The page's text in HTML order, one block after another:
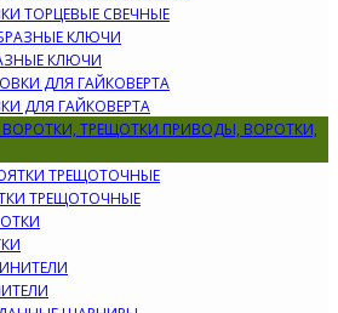
ТОРЦЕВЫЕ СВЕЧНЫЕ
КЛЮЧИ
ДЛЯ ГАЙКОВЕРТА
ПРИВОДЫ, ВОРОТКИ,
ТРЕЩОТОЧНЫЕ